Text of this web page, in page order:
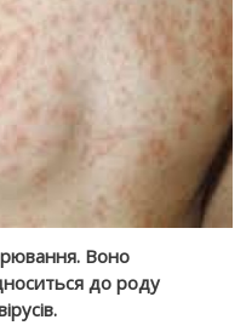
Воно
до роду